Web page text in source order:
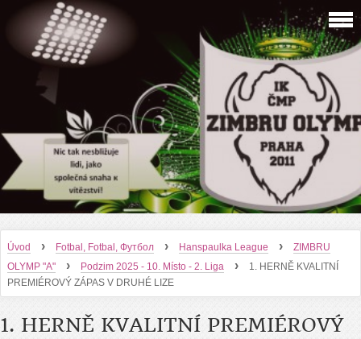
Úvod › Fotbal, Fotbal, Футбол › Hanspaulka League ›
ZIMBRU
OLYMP "A"
› Podzim 2025 - 10. Místo - 2. Liga ›
1. HERNĚ KVALITNÍ
PREMIÉROVÝ ZÁPAS V DRUHÉ LIZE
1. HERNĚ KVALITNÍ PREMIÉROVÝ